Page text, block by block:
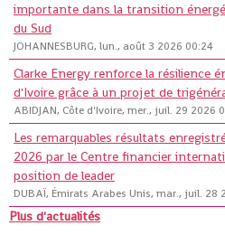
importante dans la transition
du Sud
JOHANNESBURG, lun., août 3 2026 00:24
Clarke Energy renforce la résilience
d'Ivoire grâce à un projet de
ABIDJAN, Côte d'Ivoire, mer., juil. 29 2026
Les remarquables résultats
2026 par le Centre financier
position de leader
DUBAÏ, Émirats Arabes Unis, mar., juil. 28
Plus d'actualités